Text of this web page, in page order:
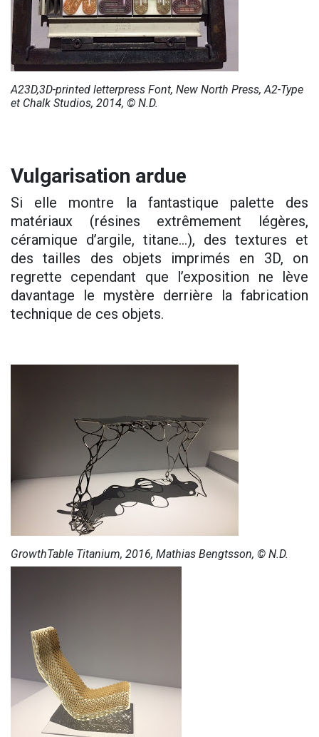
A23D,3D-printed letterpress Font, New North Press, A2-Type
et Chalk Studios, 2014, © N.D.
Vulgarisation ardue
Si elle montre la fantastique palette des
matériaux (résines extrêmement légères,
céramique d’argile, titane…), des textures et
des tailles des objets imprimés en 3D, on
regrette cependant que l’exposition ne lève
davantage le mystère derrière la fabrication
technique de ces objets.
GrowthTable Titanium, 2016, Mathias Bengtsson, © N.D.